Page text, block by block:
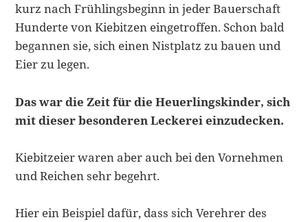
kurz nach Frühlingsbeginn in jeder Bauerschaft
Hunderte von Kiebitzen eingetroffen. Schon bald
begannen sie, sich einen Nistplatz zu bauen und
Eier zu legen.
Das war die Zeit für die Heuerlingskinder, sich
mit dieser besonderen Leckerei einzudecken.
Kiebitzeier waren aber auch bei den Vornehmen
und Reichen sehr begehrt.
Hier ein Beispiel dafür, dass sich Verehrer des